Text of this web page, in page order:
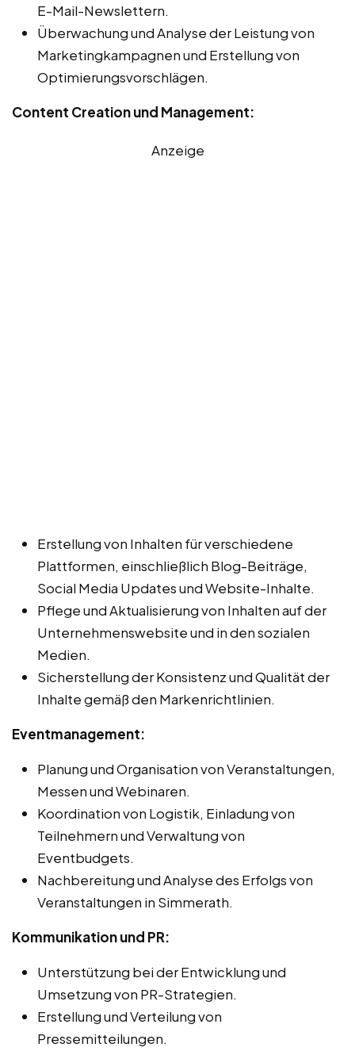
E-Mail-Newslettern.
Überwachung und Analyse der Leistung von
Marketingkampagnen und Erstellung von
Optimierungsvorschlägen.
Content Creation und Management:
Anzeige
Erstellung von Inhalten für verschiedene
Plattformen, einschließlich Blog-Beiträge,
Social Media Updates und Website-Inhalte.
Pflege und Aktualisierung von Inhalten auf der
Unternehmenswebsite und in den sozialen
Medien.
Sicherstellung der Konsistenz und Qualität der
Inhalte gemäß den Markenrichtlinien.
Eventmanagement:
Planung und Organisation von Veranstaltungen,
Messen und Webinaren.
Koordination von Logistik, Einladung von
Teilnehmern und Verwaltung von
Eventbudgets.
Nachbereitung und Analyse des Erfolgs von
Veranstaltungen in Simmerath.
Kommunikation und PR:
Unterstützung bei der Entwicklung und
Umsetzung von PR-Strategien.
Erstellung und Verteilung von
Pressemitteilungen.